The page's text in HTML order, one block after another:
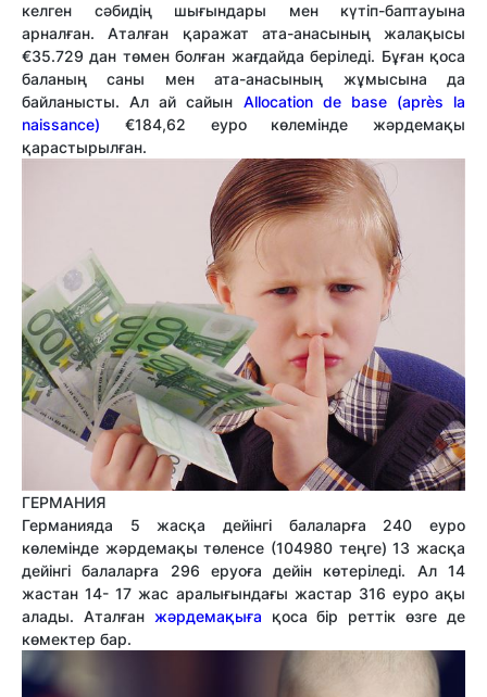
келген сәбидің шығындары мен күтіп-баптауына
арналған. Аталған қаражат ата-анасының жалақысы
€35.729 дан төмен болған жағдайда беріледі. Бұған қоса
баланың саны мен ата-анасының жұмысына да
байланысты. Ал ай сайын Allocation de base (après la
naissance) €184,62 еуро көлемінде жәрдемақы
қарастырылған.
ГЕРМАНИЯ
Германияда 5 жасқа дейінгі балаларға 240 еуро
көлемінде жәрдемақы төленсе (104980 теңге) 13 жасқа
дейінгі балаларға 296 еруоға дейін көтеріледі. Ал 14
жастан 14- 17 жас аралығындағы жастар 316 еуро ақы
алады. Аталған жәрдемақыға қоса бір реттік өзге де
көмектер бар.